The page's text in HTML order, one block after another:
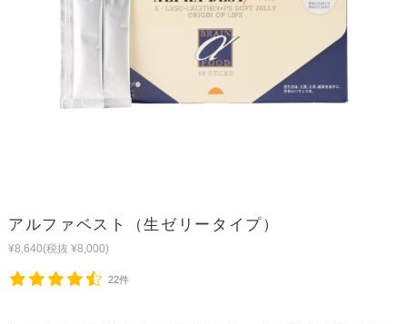
アルファベスト（生ゼリータイプ）
¥8,640(税抜 ¥8,000)
22件